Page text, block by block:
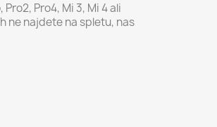
Pro4, Mi 3, Mi 4 ali
ne najdete na spletu, nas